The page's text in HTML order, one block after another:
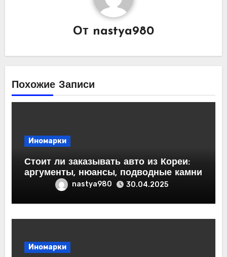
От nastya980
Похожие Записи
Иномарки
Стоит ли заказывать авто из Кореи:
аргументы, нюансы, подводные камни
nastya980 30.04.2025
Иномарки